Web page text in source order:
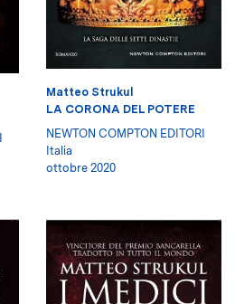
Matteo Strukul
LA CORONA DEL POTERE
NEWTON COMPTON EDITORI
Italia
ottobre 2020